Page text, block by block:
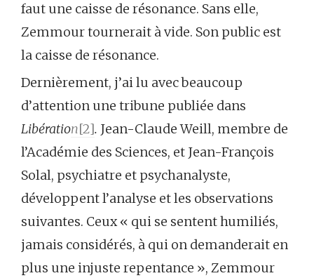
faut une caisse de résonance. Sans elle,
Zemmour tournerait à vide. Son public est
la caisse de résonance.
Dernièrement, j’ai lu avec beaucoup
d’attention une tribune publiée dans
Libération[2]. Jean-Claude Weill, membre de
l’Académie des Sciences, et Jean-François
Solal, psychiatre et psychanalyste,
développent l’analyse et les observations
suivantes. Ceux « qui se sentent humiliés,
jamais considérés, à qui on demanderait en
plus une injuste repentance », Zemmour